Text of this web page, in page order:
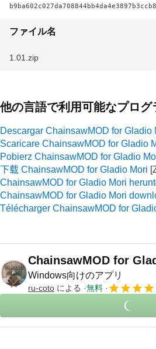
ファイル名
1.01.zip
他の言語で利用可能なプログ
Descargar ChainsawMOD for Gladio
Scaricare ChainsawMOD for Gladio
Pobierz ChainsawMOD for Gladio
下载 ChainsawMOD for Gladio Mori
ChainsawMOD for Gladio Mori
ChainsawMOD for Gladio Mori
Télécharger ChainsawMOD for
ChainsawMOD for
Windows向けのアプリ
ru-coto による 無料